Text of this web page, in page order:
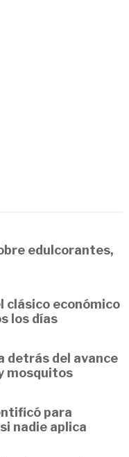
edulcorantes,
clásico económico
los días
detrás del avance
mosquitos
para
nadie aplica